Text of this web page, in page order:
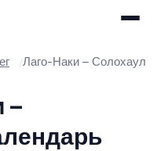
Лаго-Наки – Солохаул
–